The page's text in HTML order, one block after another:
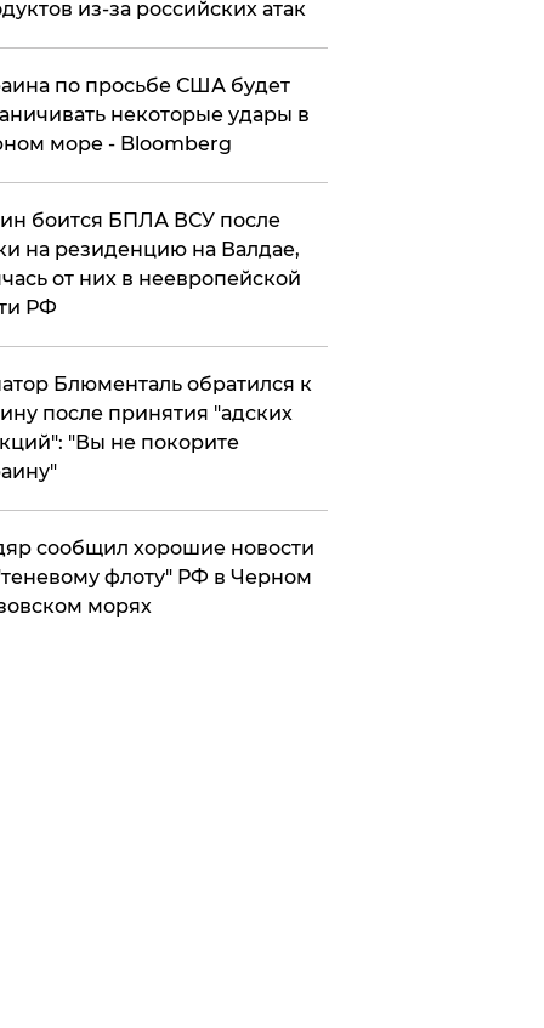
из-за российских атак
по просьбе США будет
некоторые удары в
море - Bloomberg
боится БПЛА ВСУ после
на резиденцию на Валдае,
от них в неевропейской
РФ
Блюменталь обратился к
после принятия "адских
"Вы не покорите
сообщил хорошие новости
флоту" РФ в Черном
морях